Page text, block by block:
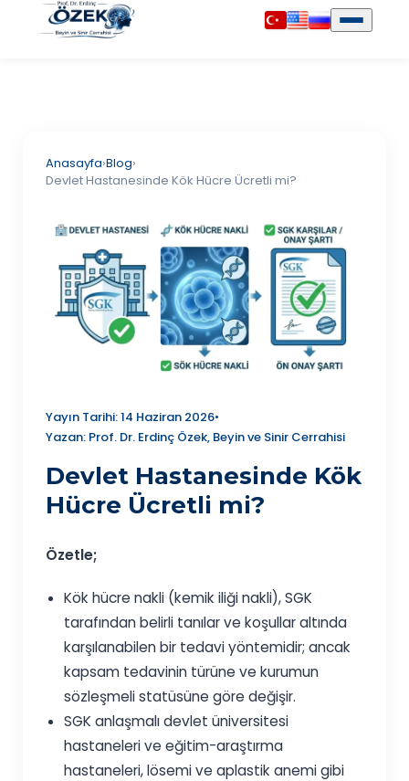
Anasayfa›Blog›
Devlet Hastanesinde Kök Hücre Ücretli mi?
Yayın Tarihi: 14 Haziran 2026•
Yazan: Prof. Dr. Erdinç Özek, Beyin ve Sinir Cerrahisi
Devlet Hastanesinde Kök
Hücre Ücretli mi?
Özetle;
Kök hücre nakli (kemik iliği nakli), SGK
tarafından belirli tanılar ve koşullar altında
karşılanabilen bir tedavi yöntemidir; ancak
kapsam tedavinin türüne ve kurumun
sözleşmeli statüsüne göre değişir.
SGK anlaşmalı devlet üniversitesi
hastaneleri ve eğitim-araştırma
hastaneleri, lösemi ve aplastik anemi gibi